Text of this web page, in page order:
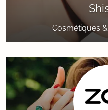
Cosmétiques